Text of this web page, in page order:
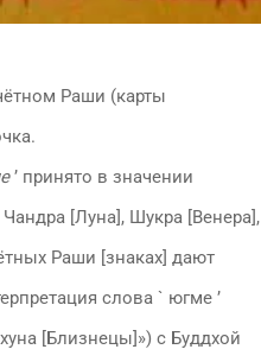
Раши (карты
’ принято в значении
[Луна], Шукра [Венера],
Раши [знаках] дают
слова ` югме ’
[Близнецы]») с Буддхой